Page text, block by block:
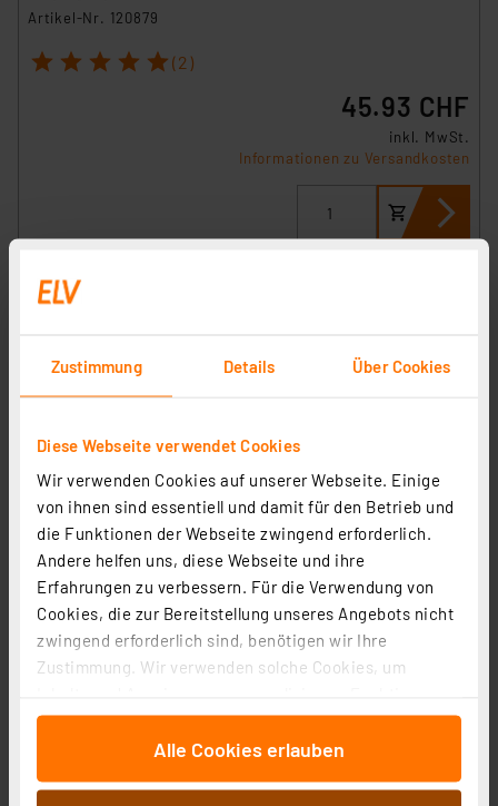
Zustimmung Details Über Cookies
Diese Webseite verwendet Cookies
Wir verwenden Cookies auf unserer Webseite. Einige
von ihnen sind essentiell und damit für den Betrieb und
die Funktionen der Webseite zwingend erforderlich.
Andere helfen uns, diese Webseite und ihre
Erfahrungen zu verbessern. Für die Verwendung von
Cookies, die zur Bereitstellung unseres Angebots nicht
zwingend erforderlich sind, benötigen wir Ihre
Zustimmung. Wir verwenden solche Cookies, um
für soziale Medien anbieten zu können und die Zugriffe
auf unsere Website zu analysieren. Außerdem geben
an unsere Partner für soziale Medien, Werbung und
Alle Cookies erlauben
Artikel-Nr. 120879
1 2 3 4 5 (2)
45.93 CHF
inkl. MwSt.
Informationen zu Versandkosten
Ei Electronics Kohlenmonoxidmelder Ei208D mit
Artikel-Nr. 254563
31.95 CHF
Statt37.71 CHF **
Informationen zu Versandkosten